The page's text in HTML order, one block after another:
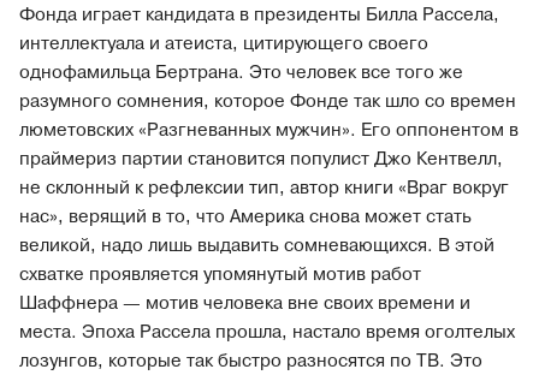
Фонда играет кандидата в президенты Билла Рассела,
интеллектуала и атеиста, цитирующего своего
однофамильца Бертрана. Это человек все того же
разумного сомнения, которое Фонде так шло со времен
люметовских «Разгневанных мужчин». Его оппонентом в
праймериз партии становится популист Джо Кентвелл,
не склонный к рефлексии тип, автор книги «Враг вокруг
нас», верящий в то, что Америка снова может стать
великой, надо лишь выдавить сомневающихся. В этой
схватке проявляется упомянутый мотив работ
Шаффнера — мотив человека вне своих времени и
места. Эпоха Рассела прошла, настало время оголтелых
лозунгов, которые так быстро разносятся по ТВ. Это